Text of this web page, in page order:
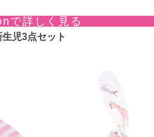
で詳しく見る
児3点セット